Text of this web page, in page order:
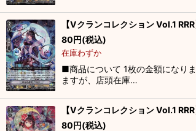
【Vクランコレクション Vol.1
80円(税込)
在庫わずか
■商品について 1枚の金額になり
ますが、店頭在庫…
【Vクランコレクション Vol.1
80円(税込)